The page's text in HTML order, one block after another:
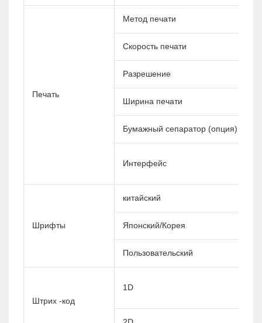
Печать
Метод печати
Скорость печати
Разрешение
Ширина печати
Бумажный сепаратор (опция)
Интерфейс
Шрифты
китайский
Японский/Корея
Пользовательский
Штрих -код
1D